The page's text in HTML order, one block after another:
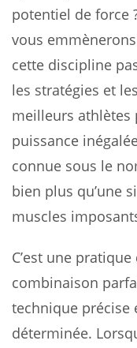
potentiel de force
vous
cette discipline
les stratégies et
meilleurs athlètes
puissance
connue sous le
bien plus qu’une
muscles
C’est une
combinaison
technique précise
déterminée.